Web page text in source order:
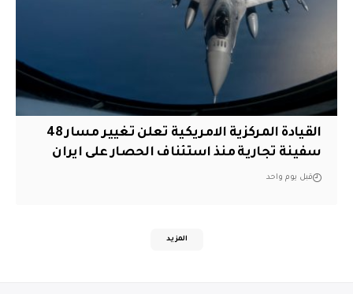
القيادة المركزية الامريكية تعلن تغيير مسار 48
سفينة تجارية منذ استئناف الحصار على ايران
قبل يوم واحد
المزيد